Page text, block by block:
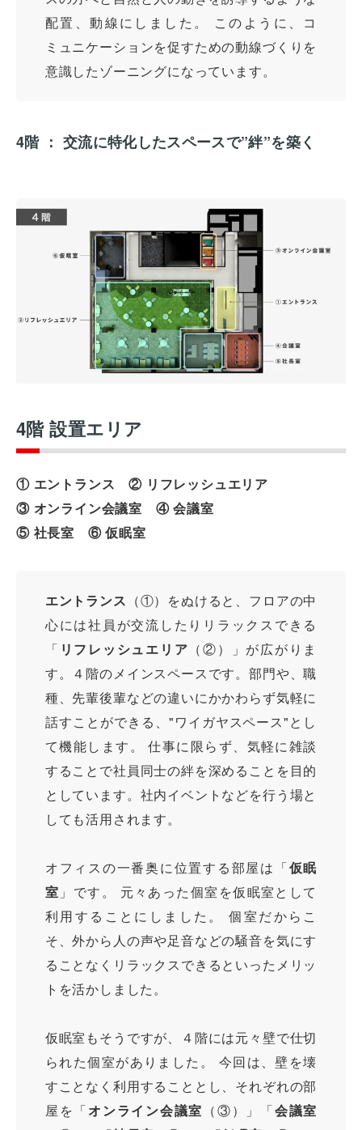
配置、動線にしました。 このように、コ
ミュニケーションを促すための動線づくりを
意識したゾーニングになっています。
4階 ： 交流に特化したスペースで”絆”を築く
4階 設置エリア
① エントランス ② リフレッシュエリア
③ オンライン会議室 ④ 会議室
⑤ 社長室 ⑥ 仮眠室
エントランス （①）をぬけると、フロアの中
心には社員が交流したりリラックスできる
「 リフレッシュエリア （②）」が広がりま
す。４階のメインスペースです。部門や、職
種、先輩後輩などの違いにかかわらず気軽に
話すことができる、"ワイガヤスペース"とし
て機能します。 仕事に限らず、気軽に雑談
することで社員同士の絆を深めることを目的
としています。社内イベントなどを行う場と
しても活用されます。
オフィスの一番奥に位置する部屋は「仮眠
室 」です。 元々あった個室を仮眠室として
利用することにしました。 個室だからこ
そ、外から人の声や足音などの騒音を気にす
ることなくリラックスできるといったメリッ
トを活かしました。
仮眠室もそうですが、４階には元々壁で仕切
られた個室がありました。 今回は、壁を壊
すことなく利用することとし、それぞれの部
屋を「オンライン会議室 （③）」「会議室